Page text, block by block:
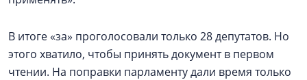
В итоге «за» проголосовали только 28 депутатов. Но
этого хватило, чтобы принять документ в первом
чтении. На поправки парламенту дали время только